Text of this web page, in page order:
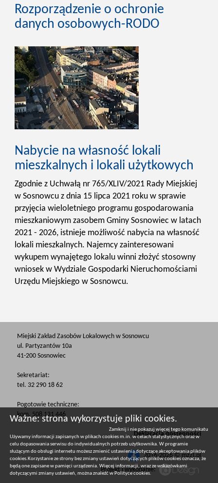
Rozporządzenie o ochronie
danych osobowych-RODO
Nabycie na własność lokali
mieszkalnych i lokali użytkowych
Zgodnie z Uchwałą nr 765/XLIV/2021 Rady Miejskiej
w Sosnowcu z dnia 15 lipca 2021 roku w sprawie
przyjęcia wieloletniego programu gospodarowania
mieszkaniowym zasobem Gminy Sosnowiec w latach
2021 - 2026, istnieje możliwość nabycia na własność
lokali mieszkalnych. Najemcy zainteresowani
wykupem wynajętego lokalu winni złożyć stosowny
wniosek w Wydziale Gospodarki Nieruchomościami
Urzędu Miejskiego w Sosnowcu.
Miejski Zakład Zasobów Lokalowych w Sosnowcu
ul. Partyzantów 10a
41-200 Sosnowiec
Sekretariat:
tel. 32 290 18 62
Pogotowie techniczne:
kom. 508 131 446
Deklaracja dostępności
2016-2026 © mzzl.pl
Projekt i wykonanie:
Ważne: strona wykorzystuje pliki cookies.
Zamknij i nie pokazuj więcej tego komunikatu
Używamy informacji zapisanych w plikach cookies m.in. w celach statystycznych oraz w
celu dopasowania serwisu do indywidualnych potrzeb użytkownika. W programie
służącym do obsługi internetu możesz zmienić ustawienia dotyczące akceptowania plików
cookies.Korzystanie ze strony bez zmiany ustawień dotyczących plików cookies oznacza, że
będą one zapisane w pamięci urządzenia. Więcej informacji, wraz ze wskazówkami
dotyczącymi zmiany ustawień, można znaleźć w Polityce cookies.